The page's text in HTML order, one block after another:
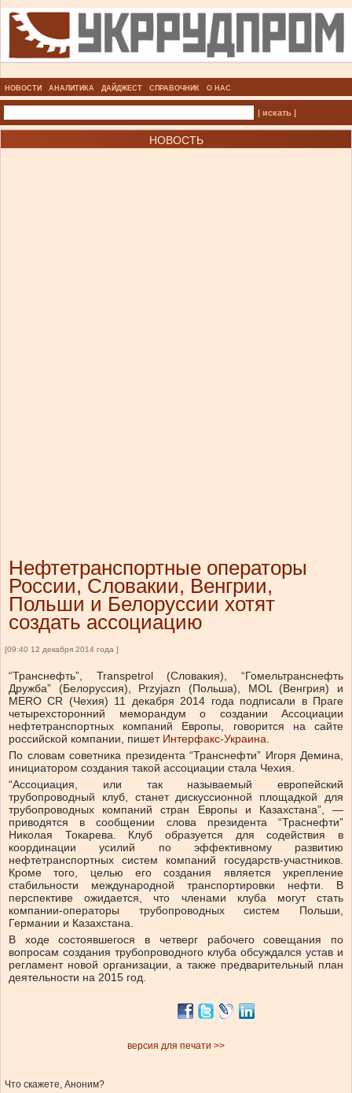
НОВОСТИ АНАЛИТИКА ДАЙДЖЕСТ СПРАВОЧНИК О НАС
| искать |
НОВОСТЬ
Нефтетранспортные операторы
России, Словакии, Венгрии,
Польши и Белоруссии хотят
создать ассоциацию
[09:40 12 декабря 2014 года ]
“Транснефть”, Transpetrol (Словакия), “Гомельтранснефть
Дружба” (Белоруссия), Przyjazn (Польша), MOL (Венгрия) и
MERO CR (Чехия) 11 декабря 2014 года подписали в Праге
четырехсторонний меморандум о создании Ассоциации
нефтетранспортных компаний Европы, говорится на сайте
российской компании, пишет Интерфакс-Украина.
По словам советника президента “Транснефти” Игоря Демина,
инициатором создания такой ассоциации стала Чехия.
“Ассоциация, или так называемый европейский
трубопроводный клуб, станет дискуссионной площадкой для
трубопроводных компаний стран Европы и Казахстана”, —
приводятся в сообщении слова президента “Траснефти”
Николая Токарева. Клуб образуется для содействия в
координации усилий по эффективному развитию
нефтетранспортных систем компаний государств-участников.
Кроме того, целью его создания является укрепление
стабильности международной транспортировки нефти. В
перспективе ожидается, что членами клуба могут стать
компании-операторы трубопроводных систем Польши,
Германии и Казахстана.
В ходе состоявшегося в четверг рабочего совещания по
вопросам создания трубопроводного клуба обсуждался устав и
регламент новой организации, а также предварительный план
деятельности на 2015 год.
версия для печати >>
Что скажете, Аноним?